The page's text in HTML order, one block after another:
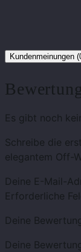
Kundenmeinungen
Es gibt noch
Schreibe die
elegantem Off-
Deine E-Mail-
Erforderliche
Deine
Deine